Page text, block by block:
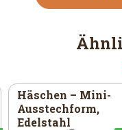
Häschen – Mini-
Ausstechform,
Edelstahl